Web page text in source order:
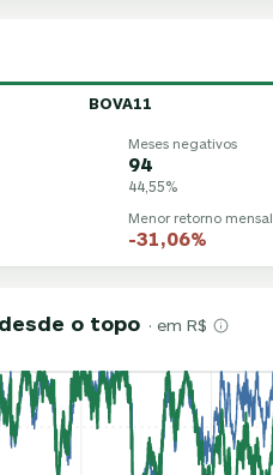
BOVA11
Meses negativos
94
44,55%
Menor retorno mensal
-31,06%
o topo · em R$